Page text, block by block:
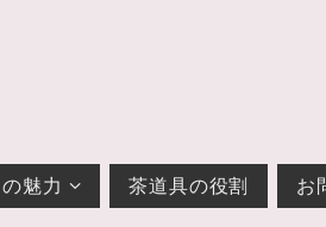
魅力 茶道具の役割 お